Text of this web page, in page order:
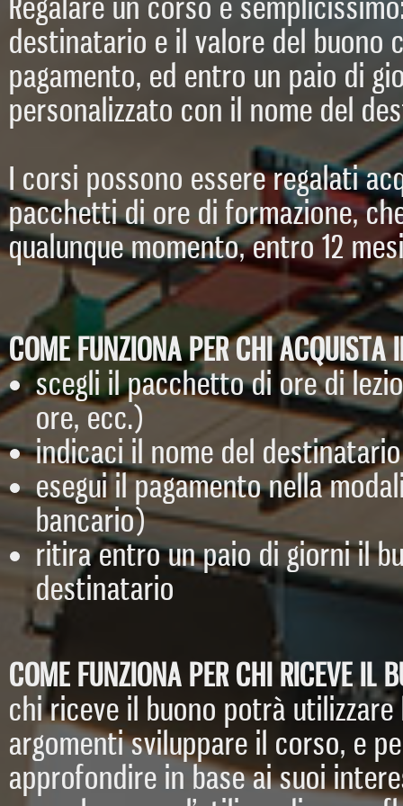
destinatario e il valore del
pagamento, ed entro un paio di
personalizzato con il nome del
I corsi possono essere regalati
pacchetti di ore di formazione,
qualunque momento, entro 12
COME FUNZIONA PER CHI ACQUISTA
scegli il pacchetto di ore di
ore, ecc.)
indicaci il nome del
esegui il pagamento nella
bancario)
ritira entro un paio di giorni il
destinatario
COME FUNZIONA PER CHI RICEVE IL
chi riceve il buono potrà
argomenti sviluppare il corso, e
approfondire in base ai suoi